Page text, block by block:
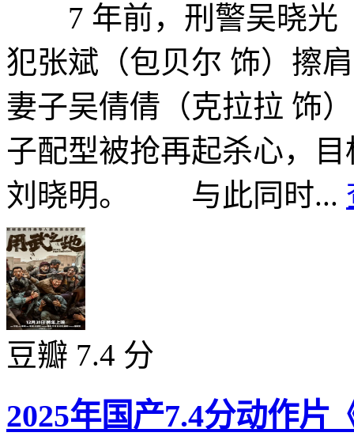
7 年前，刑警吴晓光
犯张斌（包贝尔 饰）擦
妻子吴倩倩（克拉拉 饰
子配型被抢再起杀心，
刘晓明。 与此同时...
豆瓣 7.4 分
2025年国产7.4分动作片